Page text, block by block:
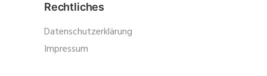
Rechtliches
Datenschutzerklärung
Impressum